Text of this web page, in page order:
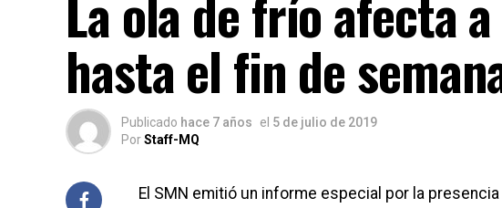
hasta el fin de
Publicado hace 7 años el 5 de julio de 2019
PorStaff-MQ
El SMN emitió un informe especial por la